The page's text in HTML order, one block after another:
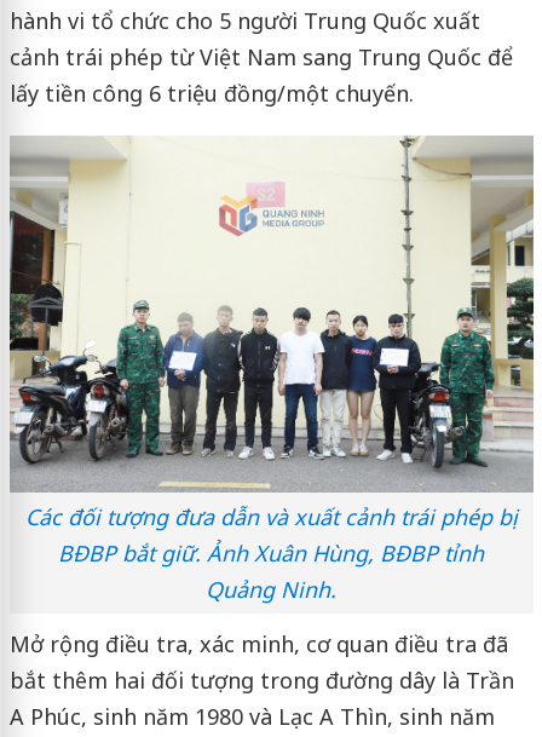
hành vi tổ chức cho 5 người Trung Quốc xuất
cảnh trái phép từ Việt Nam sang Trung Quốc để
lấy tiền công 6 triệu đồng/một chuyến.
Các đối tượng đưa dẫn và xuất cảnh trái phép bị
BĐBP bắt giữ. Ảnh Xuân Hùng, BĐBP tỉnh
Quảng Ninh.
Mở rộng điều tra, xác minh, cơ quan điều tra đã
bắt thêm hai đối tượng trong đường dây là Trần
A Phúc, sinh năm 1980 và Lạc A Thìn, sinh năm